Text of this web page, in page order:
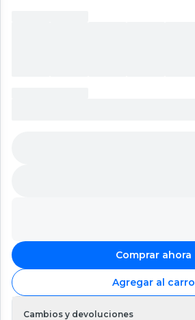
Comprar ahora
Agregar al carro
Cambios y devoluciones